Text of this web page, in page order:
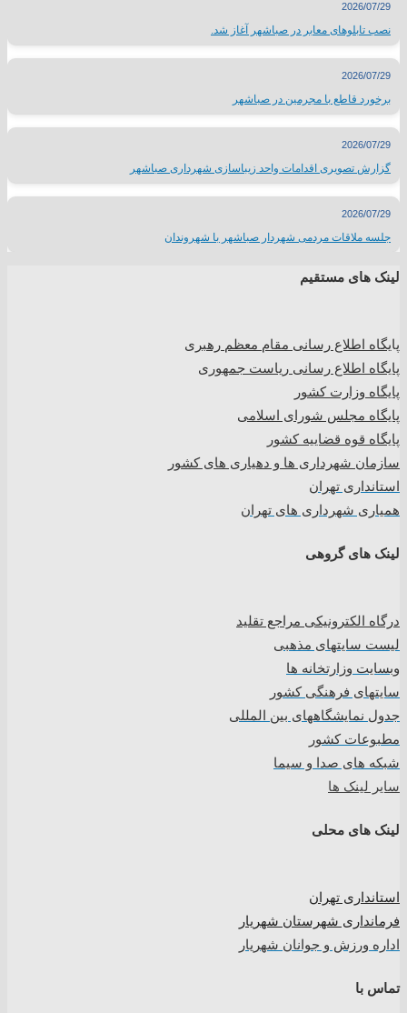
2026/07/29
نصب تابلوهای معابر در صباشهر آغاز شد.
2026/07/29
برخورد قاطع با مجرمین در صباشهر
2026/07/29
گزارش تصویری اقدامات واحد زیباسازی شهرداری صباشهر
2026/07/29
جلسه ملاقات مردمی شهردار صباشهر با شهروندان
لینک های مستقیم
پایگاه اطلاع رسانی مقام معظم رهبری
پایگاه اطلاع رسانی ریاست جمهوری
پایگاه وزارت کشور
پایگاه مجلس شورای اسلامی
پایگاه قوه قضاییه کشور
سازمان شهرداری ها و دهیاری های کشور
استانداری تهران
همیاری شهرداری های تهران
لینک های گروهی
درگاه الکترونیکی مراجع تقلید
لیست سایتهای مذهبی
وبسایت وزارتخانه ها
سایتهای فرهنگی کشور
جدول نمایشگاههای بین المللی
مطبوعات کشور
شبکه های صدا و سیما
سایر لینک ها
لینک های محلی
استانداری تهران
فرمانداری شهرستان شهریار
اداره ورزش و جوانان شهریار
تماس با